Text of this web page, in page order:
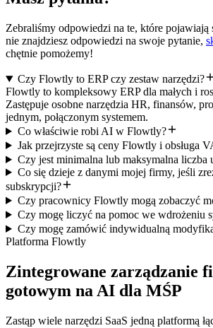
Zebraliśmy odpowiedzi na te, które pojawiają
nie znajdziesz odpowiedzi na swoje pytanie,
chętnie pomożemy!
Czy Flowtly to ERP czy zestaw narzędzi?
Flowtly to kompleksowy ERP dla małych i
Zastępuje osobne narzędzia HR, finansów,
jednym, połączonym systemem.
Co właściwie robi AI w Flowtly?
Jak przejrzyste są ceny Flowtly i obsługa
Czy jest minimalna lub maksymalna
Co się dzieje z danymi mojej firmy, jeśli
subskrypcji?
Czy pracownicy Flowtly mogą zobaczyć
Czy mogę liczyć na pomoc we wdrożeniu
Czy mogę zamówić indywidualną
Platforma Flowtly
Zintegrowane zarządzanie
gotowym na AI dla MŚP
Zastąp wiele narzędzi SaaS jedną platformą